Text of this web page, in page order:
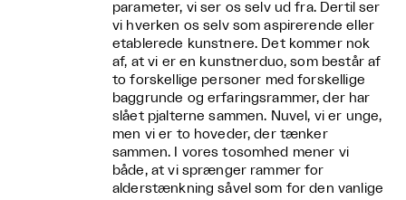
parameter, vi ser os selv ud fra. Dertil ser
vi hverken os selv som aspirerende eller
etablerede kunstnere. Det kommer nok
af, at vi er en kunstnerduo, som består af
to forskellige personer med forskellige
baggrunde og erfaringsrammer, der har
slået pjalterne sammen. Nuvel, vi er unge,
men vi er to hoveder, der tænker
sammen. I vores tosomhed mener vi
både, at vi sprænger rammer for
alderstænkning såvel som for den vanlige